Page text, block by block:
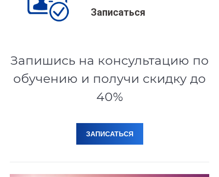
Записаться
Запишись на консультацию по
обучению и получи скидку до
40%
ЗАПИСАТЬСЯ